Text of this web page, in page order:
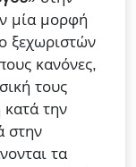
μία μορφή
ξεχωριστών
κανόνες,
τους
κατά την
στην
τα